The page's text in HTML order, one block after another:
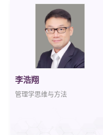
李浩翔
管理学思维与方法